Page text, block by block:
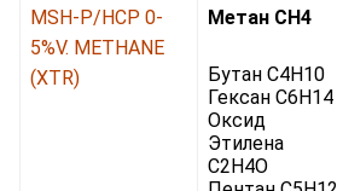
MSH-P/HCP 0-
5%V. METHANE
(XTR)
Метан CH4
Бутан C4H10
Гексан C6H14
Оксид
Этилена
С2H4O